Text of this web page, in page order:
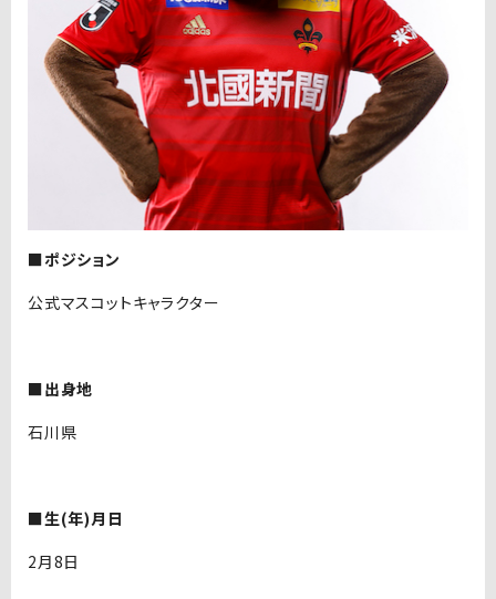
■ポジション
公式マスコットキャラクター
■出身地
石川県
■生(年)月日
2月8日